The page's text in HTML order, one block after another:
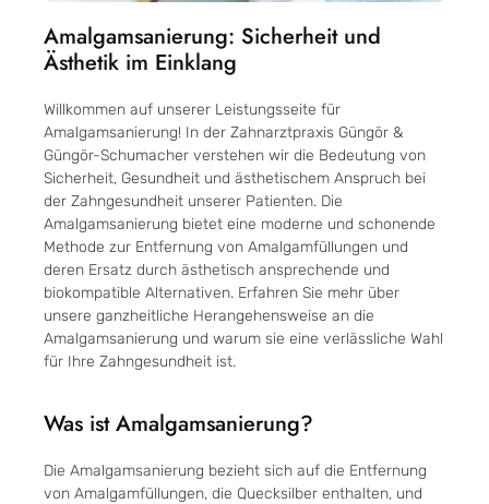
Amalgamsanierung: Sicherheit und
Ästhetik im Einklang
Willkommen auf unserer Leistungsseite für
Amalgamsanierung! In der Zahnarztpraxis Güngör &
Güngör-Schumacher verstehen wir die Bedeutung von
Sicherheit, Gesundheit und ästhetischem Anspruch bei
der Zahngesundheit unserer Patienten. Die
Amalgamsanierung bietet eine moderne und schonende
Methode zur Entfernung von Amalgamfüllungen und
deren Ersatz durch ästhetisch ansprechende und
biokompatible Alternativen. Erfahren Sie mehr über
unsere ganzheitliche Herangehensweise an die
Amalgamsanierung und warum sie eine verlässliche Wahl
für Ihre Zahngesundheit ist.
Was ist Amalgamsanierung?
Die Amalgamsanierung bezieht sich auf die Entfernung
von Amalgamfüllungen, die Quecksilber enthalten, und